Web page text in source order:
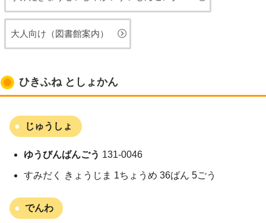
大人向け（図書館案内）
ひきふね としょかん
じゅうしょ
ゆうびんばんごう 131-0046
すみだく きょうじま 1ちょうめ 36ばん 5ごう
でんわ